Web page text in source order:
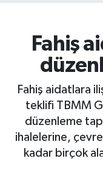
Fahiş
Fahiş aidatlara
teklifi TBMM
düzenleme
ihalelerine,
kadar birçok